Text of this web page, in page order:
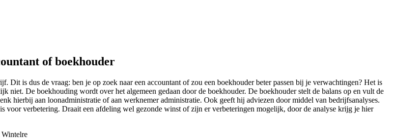
of boekhouder
Dit is dus de vraag: ben je op zoek naar een accountant of zou een boekhouder beter passen bij je verwachtingen? Het is
niet. De boekhouding wordt over het algemeen gedaan door de boekhouder. De boekhouder stelt de balans op en vult de
hierbij aan loonadministratie of aan werknemer administratie. Ook geeft hij adviezen door middel van bedrijfsanalyses.
voor verbetering. Draait een afdeling wel gezonde winst of zijn er verbeteringen mogelijk, door de analyse krijg je hier
Wintelre